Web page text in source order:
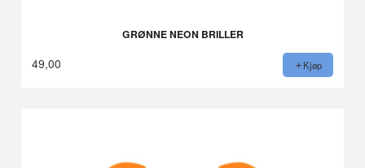
GRØNNE NEON BRILLER
49,00 Kjøp